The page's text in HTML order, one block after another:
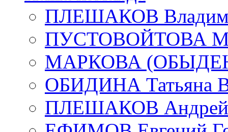
ПЛЕШАКОВ
ПУСТОВОЙТОВА
МАРКОВА
ОБИДИНА Татьяна
ПЛЕШАКОВ Андрей